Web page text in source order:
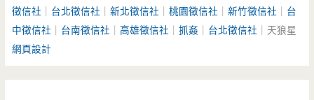
徵信社
台北徵信社 ｜新北徵信社 ｜桃園徵信社 ｜新竹徵信社
台
中徵信社
台南徵信社 ｜高雄徵信社 ｜抓姦 台北徵信社 ｜天狼星
網頁設計